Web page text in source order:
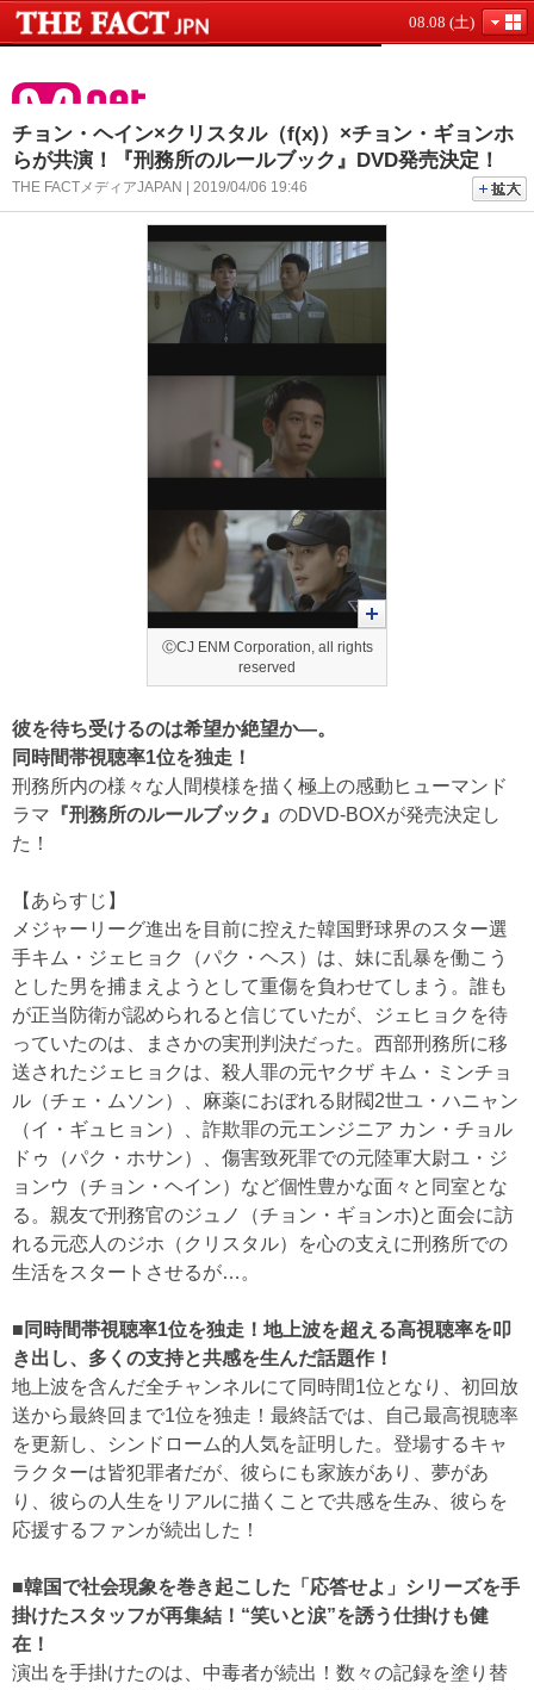
08.08 (土)
チョン・ヘイン×クリスタル（f(x)）×チョン・ギョンホ
らが共演！『刑務所のルールブック』DVD発売決定！
THE FACTメディアJAPAN | 2019/04/06 19:46
ⒸCJ ENM Corporation, all rights
reserved
彼を待ち受けるのは希望か絶望か―。
同時間帯視聴率1位を独走！
刑務所内の様々な人間模様を描く極上の感動ヒューマンド
ラマ 『刑務所のルールブック』 のDVD-BOXが発売決定し
た！
【あらすじ】
メジャーリーグ進出を目前に控えた韓国野球界のスター選
手キム・ジェヒョク（パク・ヘス）は、妹に乱暴を働こう
とした男を捕まえようとして重傷を負わせてしまう。誰も
が正当防衛が認められると信じていたが、ジェヒョクを待
っていたのは、まさかの実刑判決だった。西部刑務所に移
送されたジェヒョクは、殺人罪の元ヤクザ キム・ミンチョ
ル（チェ・ムソン）、麻薬におぼれる財閥2世ユ・ハニャン
（イ・ギュヒョン）、詐欺罪の元エンジニア カン・チョル
ドゥ（パク・ホサン）、傷害致死罪での元陸軍大尉ユ・ジ
ョンウ（チョン・ヘイン）など個性豊かな面々と同室とな
る。親友で刑務官のジュノ（チョン・ギョンホ)と面会に訪
れる元恋人のジホ（クリスタル）を心の支えに刑務所での
生活をスタートさせるが…。
■同時間帯視聴率1位を独走！地上波を超える高視聴率を叩
き出し、多くの支持と共感を生んだ話題作！
地上波を含んだ全チャンネルにて同時間1位となり、初回放
送から最終回まで1位を独走！最終話では、自己最高視聴率
を更新し、シンドローム的人気を証明した。登場するキャ
ラクターは皆犯罪者だが、彼らにも家族があり、夢があ
り、彼らの人生をリアルに描くことで共感を生み、彼らを
応援するファンが続出した！
■韓国で社会現象を巻き起こした「応答せよ」シリーズを手
掛けたスタッフが再集結！“笑いと涙”を誘う仕掛けも健
在！
演出を手掛けたのは、中毒者が続出！数々の記録を塗り替